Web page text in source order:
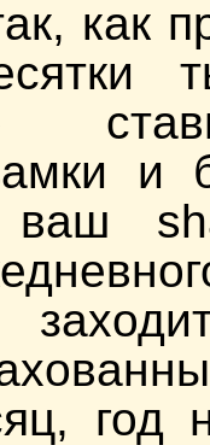
как
и
ваш
год